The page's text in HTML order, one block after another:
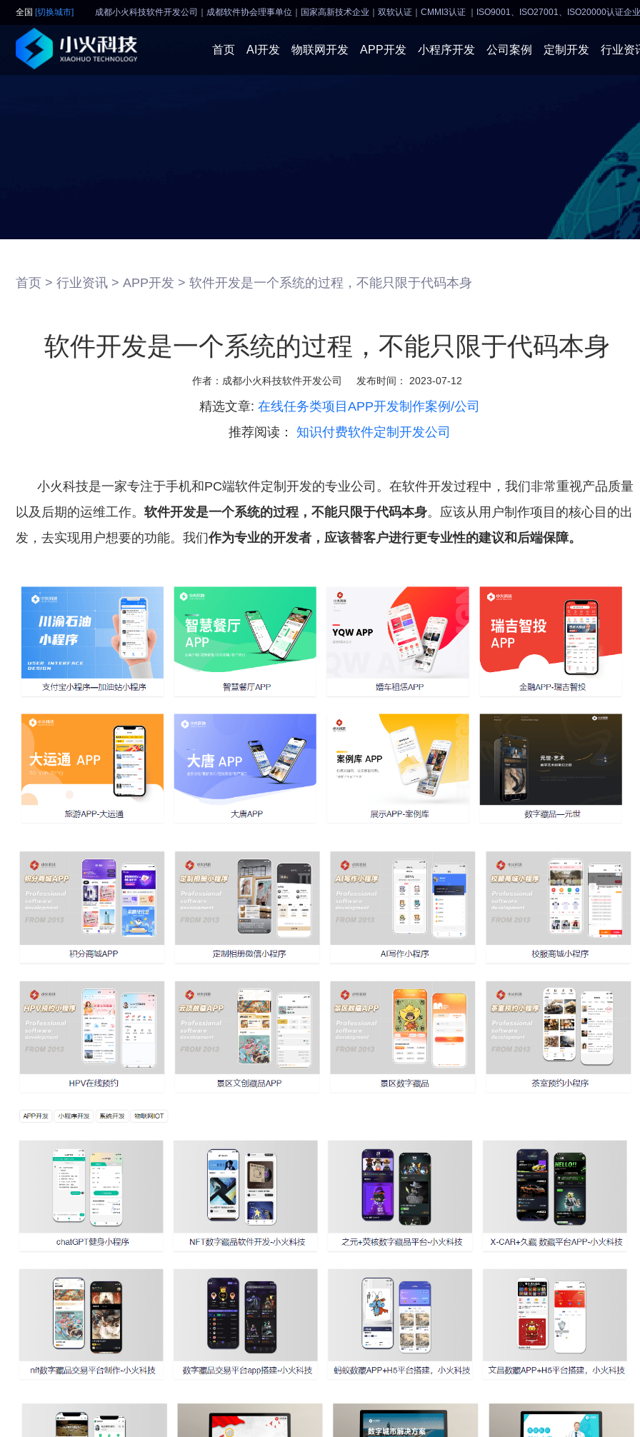
全国 [切换城市] 成都小火科技软件开发公司｜成都软件协会理事单位 国家高新技术企业｜双软认证｜CMMI3认证 ｜ISO9001、ISO27001、ISO20000认证企业
首页 AI开发 物联网开发 APP开发 小程序开发 公司案例 定制开发 行业资
小程序
系统开发
物联网
网站建设
企业经营
商业行情
首页 > 行业资讯 > APP开发 > 软件开发是一个系统的过程，不能只限于代码本身
软件开发是一个系统的过程，不能只限于代码本身
作者： 成都小火科技软件开发公司 发布时间： 2023-07-12
精选文章: 在线任务类项目APP开发制作案例/公司
推荐阅读： 知识付费软件定制开发公司
小火科技是一家专注于手机和PC端软件定制开发的专业公司。在软件开发过程中，我们非常重视产品质量
以及后期的运维工作。 软件开发是一个系统的过程，不能只限于代码本身。应该从用户制作项目的核心目的出
发，去实现用户想要的功能。我们作为专业的开发者，应该替客户进行更专业性的建议和后端保障。